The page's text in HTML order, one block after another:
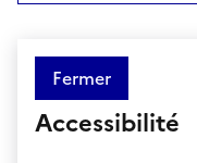
Fermer
Accessibilité